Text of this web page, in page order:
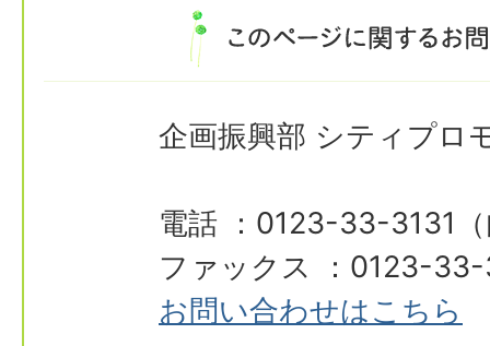
企画振興部 シティプロ
電話 ：0123-33-3131
ファックス ：0123-
お問い合わせはこちら